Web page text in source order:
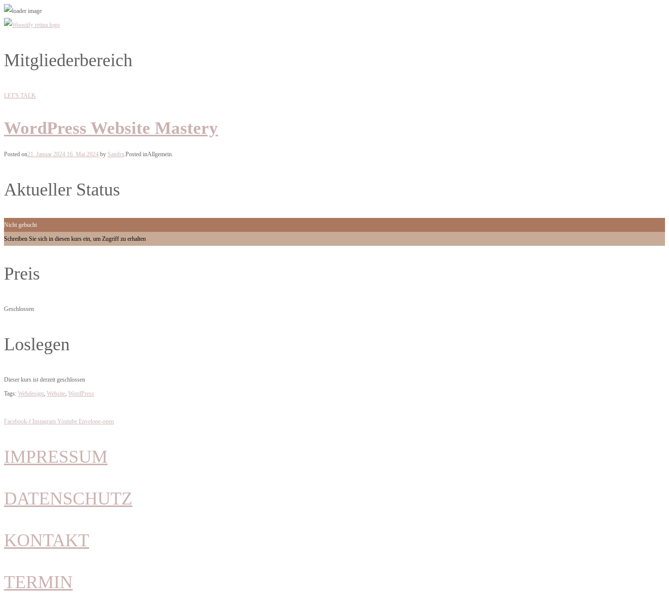
Mitgliederbereich
LET'S TALK
WordPress Website Mastery
Posted on21. Januar 2024 16. Mai 2024 by Sandra Posted inAllgemein
Aktueller Status
Nicht gebucht
Schreiben Sie sich in diesen kurs ein, um Zugriff zu erhalten
Preis
Geschlossen
Loslegen
Dieser kurs ist derzeit geschlossen
Tags: Webdesign, Website, WordPress
Facebook-f Instagram Youtube Envelope-open
IMPRESSUM
DATENSCHUTZ
KONTAKT
TERMIN